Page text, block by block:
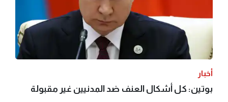
أخبار
بوتين: كل أشكال العنف ضد المدنيين غير مقبولة